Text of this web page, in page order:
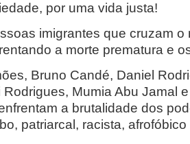
por uma vida justa!
imigrantes que cruzam o
a morte prematura e
Bruno Candé, Daniel
Rodrigues, Mumia Abu Jamal
a brutalidade dos
patriarcal, racista,